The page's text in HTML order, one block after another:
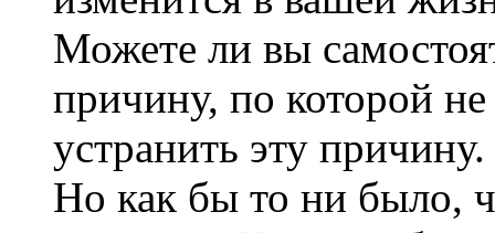
Можете ли вы
причину, по которой
устранить эту причину.
Но как бы то ни было,